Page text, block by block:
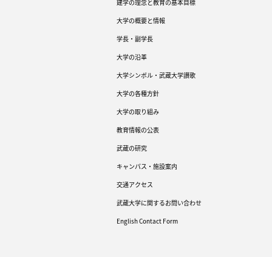
建学の理念と教育の基本目標
大学の概要と情報
学長・副学長
大学の沿革
大学シンボル・武蔵大学讃歌
大学の各種方針
大学の取り組み
教育情報の公表
武蔵の研究
キャンパス・施設案内
交通アクセス
武蔵大学に関するお問い合わせ
English Contact Form